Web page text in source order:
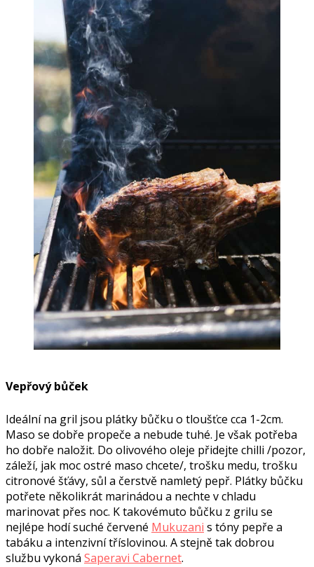
Vepřový bůček
Ideální na gril jsou plátky bůčku o tloušťce cca 1-2cm.
Maso se dobře propeče a nebude tuhé. Je však potřeba
ho dobře naložit. Do olivového oleje přidejte chilli /pozor,
záleží, jak moc ostré maso chcete/, trošku medu, trošku
citronové šťávy, sůl a čerstvě namletý pepř. Plátky bůčku
potřete několikrát marinádou a nechte v chladu
marinovat přes noc. K takovémuto bůčku z grilu se
nejlépe hodí suché červené Mukuzani s tóny pepře a
tabáku a intenzivní tříslovinou. A stejně tak dobrou
službu vykoná Saperavi Cabernet.